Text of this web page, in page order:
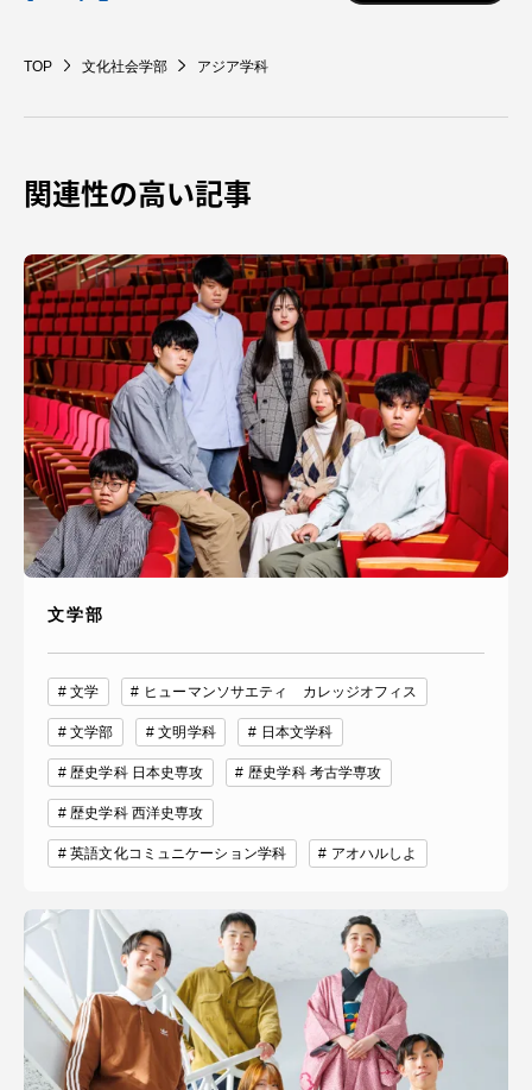
TOP 文化社会学部 アジア学科
関連性の高い記事
文学部
文学 ヒューマンソサエティ カレッジオフィス
文学部 文明学科 日本文学科
歴史学科 日本史専攻 歴史学科 考古学専攻
歴史学科 西洋史専攻
英語文化コミュニケーション学科 アオハルしよ